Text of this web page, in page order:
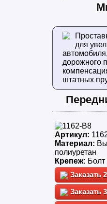
для
дорожного
штатных
Артикул:
Материал:
полиуретан
Крепеж: